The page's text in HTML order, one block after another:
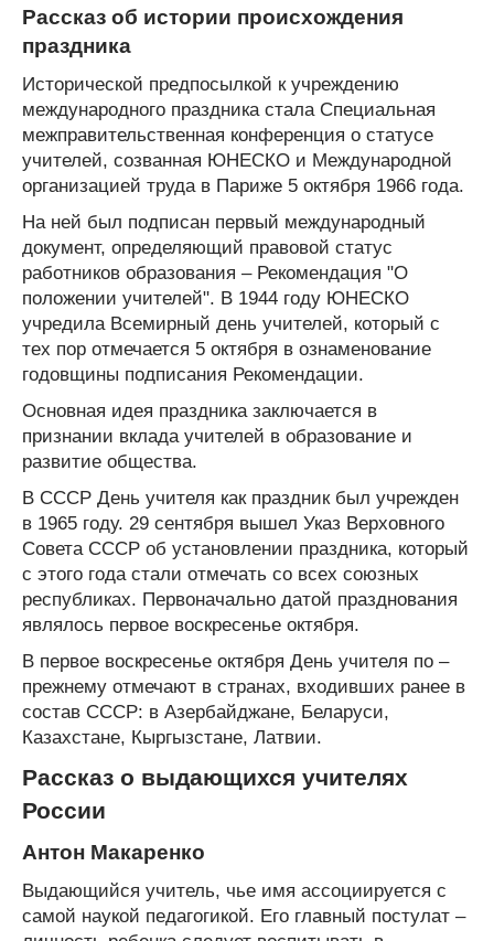
Рассказ об истории происхождения
праздника
Исторической предпосылкой к учреждению
международного праздника стала Специальная
межправительственная конференция о статусе
учителей, созванная ЮНЕСКО и Международной
организацией труда в Париже 5 октября 1966 года.
На ней был подписан первый международный
документ, определяющий правовой статус
работников образования – Рекомендация "О
положении учителей". В 1944 году ЮНЕСКО
учредила Всемирный день учителей, который с
тех пор отмечается 5 октября в ознаменование
годовщины подписания Рекомендации.
Основная идея праздника заключается в
признании вклада учителей в образование и
развитие общества.
В СССР День учителя как праздник был учрежден
в 1965 году. 29 сентября вышел Указ Верховного
Совета СССР об установлении праздника, который
с этого года стали отмечать со всех союзных
республиках. Первоначально датой празднования
являлось первое воскресенье октября.
В первое воскресенье октября День учителя по –
прежнему отмечают в странах, входивших ранее в
состав СССР: в Азербайджане, Беларуси,
Казахстане, Кыргызстане, Латвии.
Рассказ о выдающихся учителях
России
Антон Макаренко
Выдающийся учитель, чье имя ассоциируется с
самой наукой педагогикой. Его главный постулат –